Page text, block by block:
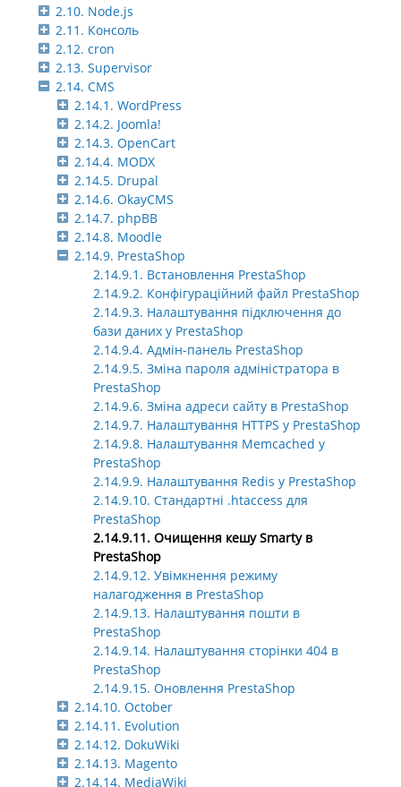
2.10. Node.js
2.11. Консоль
2.12. cron
2.13. Supervisor
2.14. CMS
2.14.1. WordPress
2.14.2. Joomla!
2.14.3. OpenCart
2.14.4. MODX
2.14.5. Drupal
2.14.6. OkayCMS
2.14.7. phpBB
2.14.8. Moodle
2.14.9. PrestaShop
2.14.9.1. Встановлення PrestaShop
2.14.9.2. Конфігураційний файл PrestaShop
2.14.9.3. Налаштування підключення до
бази даних у PrestaShop
2.14.9.4. Адмін-панель PrestaShop
2.14.9.5. Зміна пароля адміністратора в
PrestaShop
2.14.9.6. Зміна адреси сайту в PrestaShop
2.14.9.7. Налаштування HTTPS у PrestaShop
2.14.9.8. Налаштування Memcached у
PrestaShop
2.14.9.9. Налаштування Redis у PrestaShop
2.14.9.10. Стандартні .htaccess для
PrestaShop
2.14.9.11. Очищення кешу Smarty в
PrestaShop
2.14.9.12. Увімкнення режиму
налагодження в PrestaShop
2.14.9.13. Налаштування пошти в
PrestaShop
2.14.9.14. Налаштування сторінки 404 в
PrestaShop
2.14.9.15. Оновлення PrestaShop
2.14.10. October
2.14.11. Evolution
2.14.12. DokuWiki
2.14.13. Magento
2.14.14. MediaWiki